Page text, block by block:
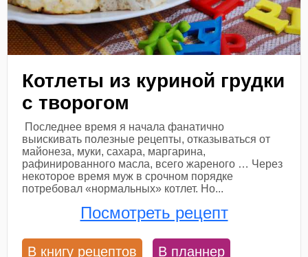
Котлеты из куриной грудки
с творогом
Последнее время я начала фанатично
выискивать полезные рецепты, отказываться от
майонеза, муки, сахара, маргарина,
рафинированного масла, всего жареного … Через
некоторое время муж в срочном порядке
потребовал «нормальных» котлет. Но...
Посмотреть рецепт
В книгу рецептов В планнер